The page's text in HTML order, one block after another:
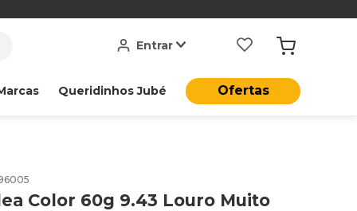
Entrar
Queridinhos Jubé Ofertas
Color 60g 9.43 Louro Muito